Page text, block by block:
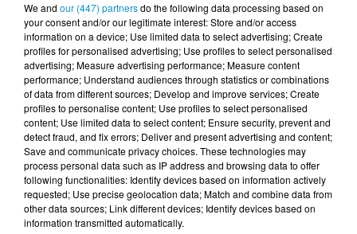
DERNIERS PODCASTS
24 juillet 2026
Les Zinformés - 24/07/26
We and our (447) partnersdo the following data processing based on
your consent and/or our legitimate interest: Store and/or access
information on a device; Use limited data to select advertising; Create
profiles for personalised advertising; Use profiles to select personalised
advertising; Measure advertising performance; Measure content
performance; Understand audiences through statistics or combinations
of data from different sources; Develop and improve services; Create
profiles to personalise content; Use profiles to select personalised
content; Use limited data to select content; Ensure security, prevent and
detect fraud, and fix errors; Deliver and present advertising and content;
Save and communicate privacy choices. These technologies may
process personal data such as IP address and browsing data to offer
following functionalities: Identify devices based on information actively
requested; Use precise geolocation data; Match and combine data from
other data sources; Link different devices; Identify devices based on
information transmitted automatically.